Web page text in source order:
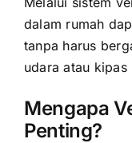
dalam rumah
tanpa harus
udara atau kipas
Mengapa
Penting?